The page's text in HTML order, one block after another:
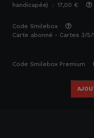
handicapée) : 17,00 €
Code Smilebox
Carte abonné - Cartes 3/5/
Code Smilebox Premium